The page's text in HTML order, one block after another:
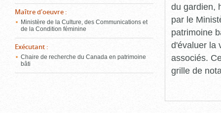
Maître d'oeuvre :
Ministère de la Culture, des Communications et
de la Condition féminine
Exécutant :
Chaire de recherche du Canada en patrimoine
bâti
du gardien,
par le
patrimoine
d'évaluer la
associés.
grille de